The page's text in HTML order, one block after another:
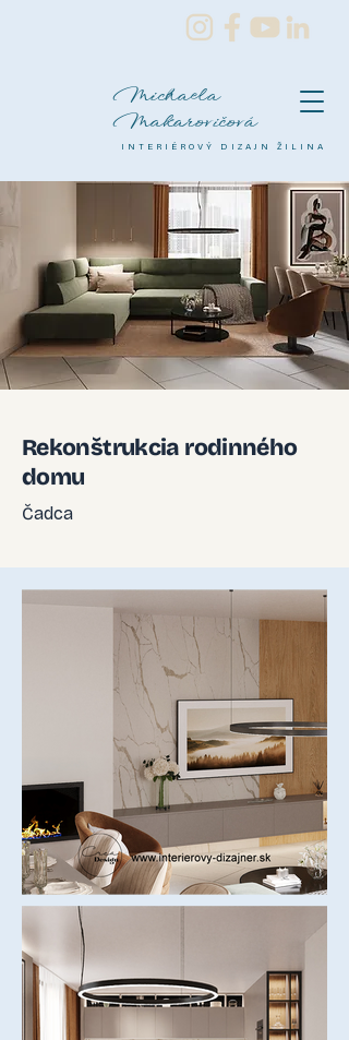
Michaela
Makarovičová
INTERIÉROVÝ DIZAJN ŽILINA
Rekonštrukcia rodinného
domu
Čadca